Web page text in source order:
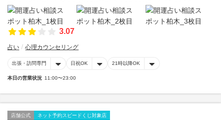
3.07
占い 心理カウンセリング
出張・訪問専門 日祝OK 21時以降OK
本日の営業状況 11:00〜23:00
店舗公式 ネット予約スピードくじ対象店